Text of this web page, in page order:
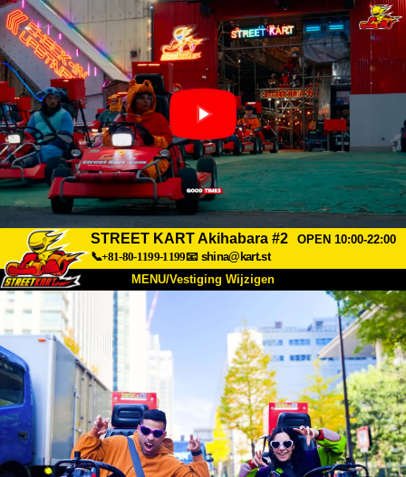
STREET KART Akihabara #2
OPEN 10:00-22:00
📞+81-80-1199-1199📧 shina@kart.st
MENU/Vestiging Wijzigen
Over Ons Specificaties Prijs
Bereikbaarheid Reviews Veelgestelde Vragen
Bedrijf Reserveren
Vestiging Wijzigen
Tokio Shinagawa Tokio Akihabara#1